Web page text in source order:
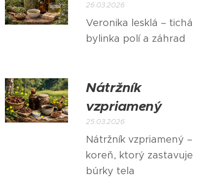
26.03.2026
Veronika lesklá – tichá
bylinka polí a záhrad
Nátržník
vzpriamený
25.03.2026
Nátržník vzpriamený –
koreň, ktorý zastavuje
búrky tela